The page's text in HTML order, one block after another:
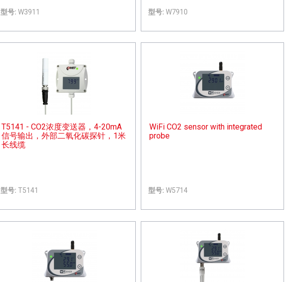
型号: W3911 型号: W7910
T5141 - CO2浓度变送器，4-20mA
信号输出，外部二氧化碳探针，1米
长线缆
型号: T5141
WiFi CO2 sensor with integrated
probe
型号: W5714